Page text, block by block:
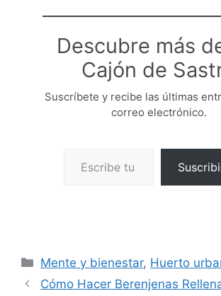
Descubre más
Cajón de
Suscríbete y recibe las últimas
correo electrónico.
Categorías
Mente y bienestar, Huerto
Cómo Hacer Berenjenas